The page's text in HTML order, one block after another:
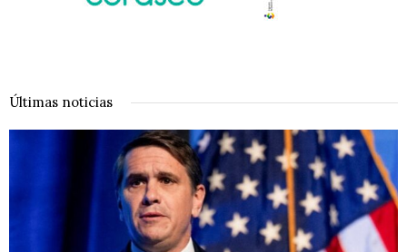
Últimas noticias